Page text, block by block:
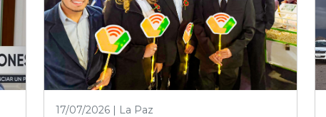
17/07/2026 | La Paz